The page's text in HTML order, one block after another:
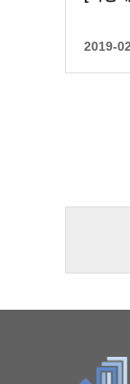
2019-